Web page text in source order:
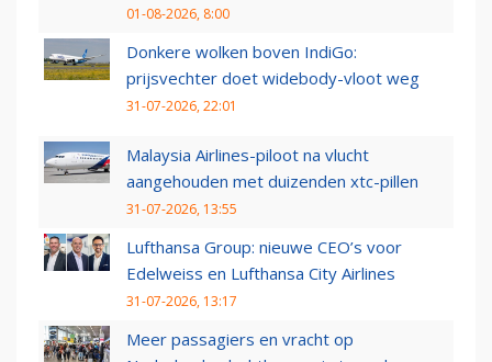
01-08-2026, 8:00
Donkere wolken boven IndiGo:
prijsvechter doet widebody-vloot weg
31-07-2026, 22:01
Malaysia Airlines-piloot na vlucht
aangehouden met duizenden xtc-pillen
31-07-2026, 13:55
Lufthansa Group: nieuwe CEO’s voor
Edelweiss en Lufthansa City Airlines
31-07-2026, 13:17
Meer passagiers en vracht op